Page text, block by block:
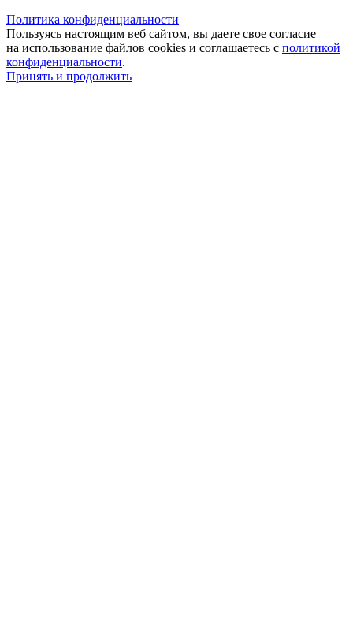
Политика конфиденциальности
Пользуясь настоящим веб сайтом, вы даете свое согласие
на использование файлов cookies и соглашаетесь с политикой
конфиденциальности.
Принять и продолжить